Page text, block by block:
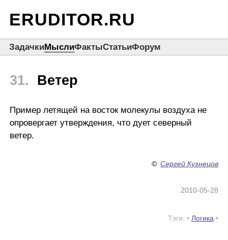
ERUDITOR.RU
ЗадачкиМыслиФактыСтатьиФорум
31. Ветер
Пример летящей на восток молекулы воздуха не
опровергает утверждения, что дует северный
ветер.
© Сергей Кузнецов
2010-05-28
Тэги: • Логика •